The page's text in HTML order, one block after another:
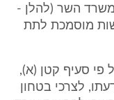
השר (להלן -
מוסמכת לתת
פי סעיף קטן (א),
לצרכי בטחון